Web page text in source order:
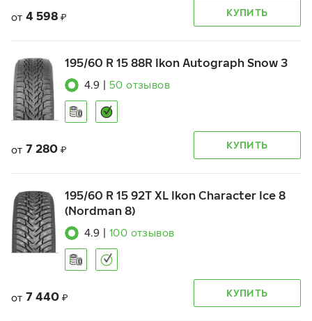
от 4 598 ₽ КУПИТЬ
195/60 R 15 88R Ikon Autograph Snow 3
4.9 50 отзывов
от 7 280 ₽ КУПИТЬ
195/60 R 15 92T XL Ikon Character Ice 8
(Nordman 8)
4.9 100 отзывов
от 7 440 ₽ КУПИТЬ